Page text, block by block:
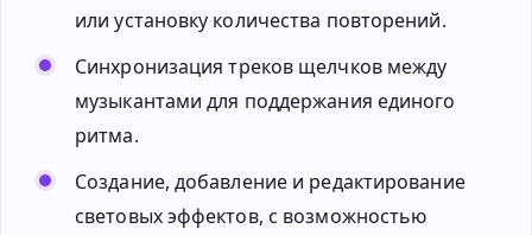
или установку количества повторений.
Синхронизация треков щелчков между
музыкантами для поддержания единого
ритма.
Создание, добавление и редактирование
световых эффектов, с возможностью